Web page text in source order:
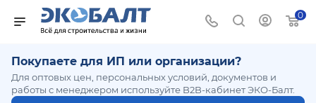
0
Покупаете для ИП или организации?
Для оптовых цен, персональных условий, документов и
работы с менеджером используйте B2B-кабинет ЭКО-Балт.